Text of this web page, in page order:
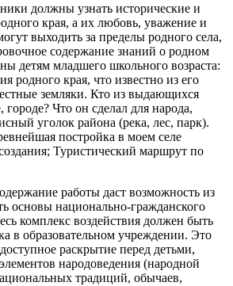
должны узнать исторические и
края, а их любовь, уважение и
выходить за пределы родного села,
содержание знаний о родном
детям младшего школьного возраста:
родного края, что известно из его
земляки. Кто из выдающихся
городе? Что он сделал для народа,
уголок района (река, лес, парк).
постройка в моем селе
Туристический маршрут по
работы даст возможность из
основы национально-гражданского
комплекс воздействия должен быть
в образовательном учреждении. Это
раскрытие перед детьми,
народоведения (народной
традиций, обычаев,